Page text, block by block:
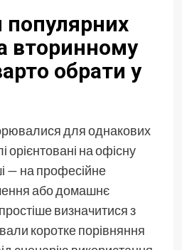
популярних
вторинному
обрати у
для однакових
орієнтовані на офісну
— на професійне
або домашнє
визначитися з
коротке порівняння